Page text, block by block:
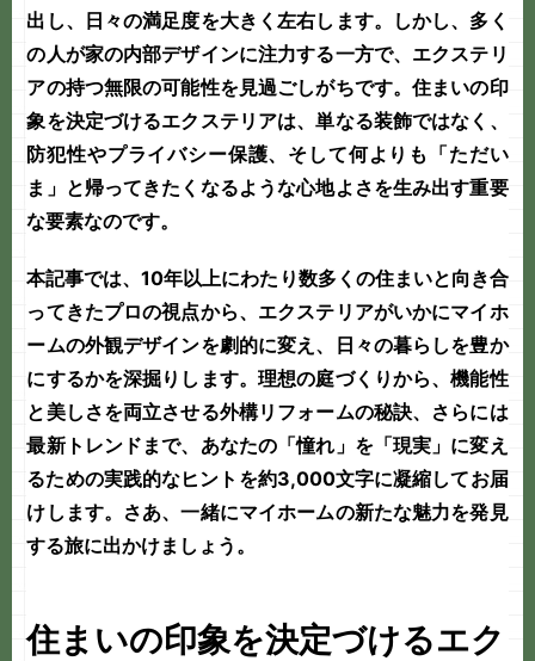
出し、日々の満足度を大きく左右します。しかし、多く
の人が家の内部デザインに注力する一方で、 エクステリ
アの持つ無限の可能性を見過ごしがちです。住まいの印
象を決定づけるエクステリアは、単なる装飾ではなく、
防犯性やプライバシー保護、そして何よりも「ただい
ま」と帰ってきたくなるような心地よさを生み出す重要
な要素なのです。
本記事では、10年以上にわたり数多くの住まいと向き合
ってきたプロの視点から、エクステリアがいかにマイホ
ームの外観デザインを劇的に変え、日々の暮らしを豊か
にするかを深掘りします。理想の庭づくりから、機能性
と美しさを両立させる外構リフォームの秘訣、さらには
最新トレンドまで、あなたの「憧れ」を「現実」に変え
るための実践的なヒントを約3,000文字に凝縮してお届
けします。さあ、一緒にマイホームの新たな魅力を発見
する旅に出かけましょう。
住まいの印象を決定づけるエク